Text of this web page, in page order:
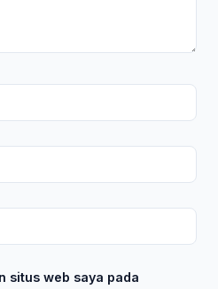
situs web saya pada